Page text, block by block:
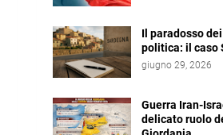
Il paradosso
politica: il caso
giugno 29, 2026
Guerra Iran-
delicato ruolo